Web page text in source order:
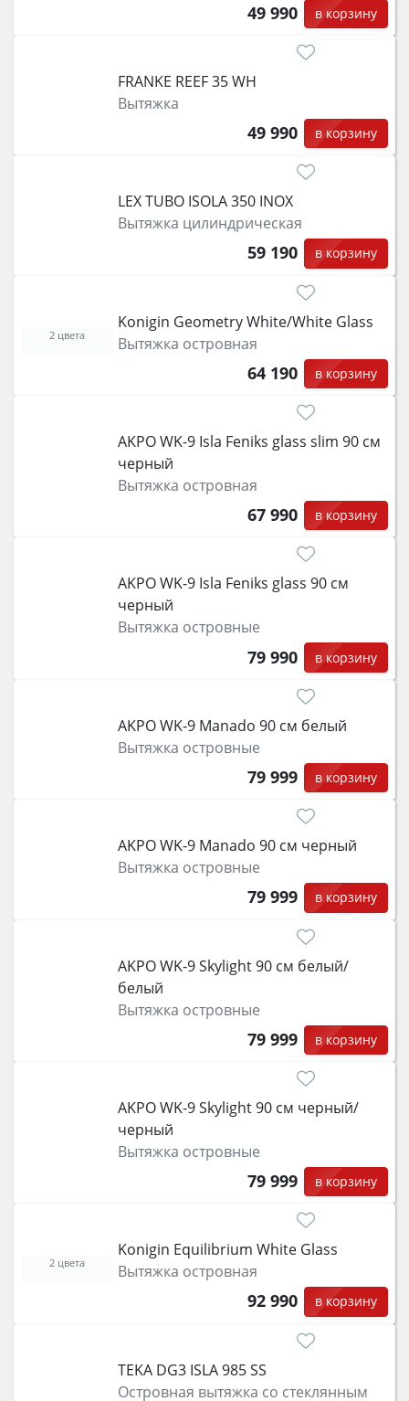
49 990 в корзину
FRANKE REEF 35 WH
Вытяжка
49 990 в корзину
LEX TUBO ISOLA 350 INOX
Вытяжка цилиндрическая
59 190 в корзину
Konigin Geometry White/White Glass
Вытяжка островная
64 190 в корзину
2 цвета
AKPO WK-9 Isla Feniks glass slim 90 см
черный
Вытяжка островная
67 990 в корзину
AKPO WK-9 Isla Feniks glass 90 см
черный
Вытяжка островные
79 990 в корзину
AKPO WK-9 Manado 90 см белый
Вытяжка островные
79 999 в корзину
AKPO WK-9 Manado 90 см черный
Вытяжка островные
79 999 в корзину
AKPO WK-9 Skylight 90 см белый/
белый
Вытяжка островные
79 999 в корзину
AKPO WK-9 Skylight 90 см черный/
черный
Вытяжка островные
79 999 в корзину
Konigin Equilibrium White Glass
Вытяжка островная
92 990 в корзину
2 цвета
TEKA DG3 ISLA 985 SS
Островная вытяжка со стеклянным